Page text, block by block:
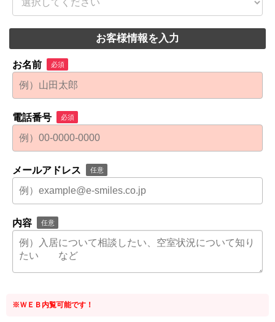
お客様情報を入力
お名前 必須
電話番号 必須
メールアドレス 任意
内容 任意
※ＷＥＢ内覧可能です！